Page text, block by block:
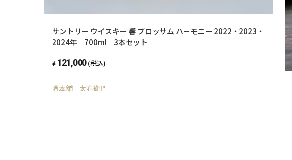
サントリー ウイスキー 響 ブロッサム ハーモニー 2022・2023・
2024年 700ml 3本セット
121,000 (税込)
酒本舗 太右衛門